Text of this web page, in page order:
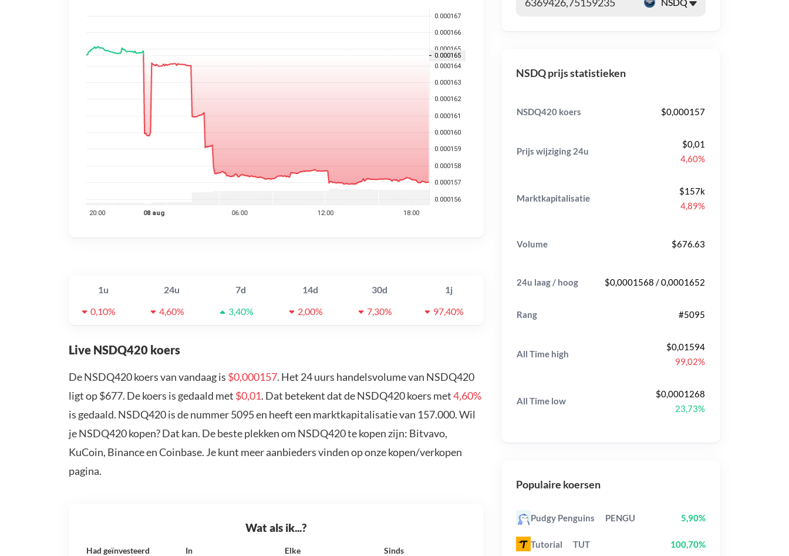
1u 24u 7d 14d 30d
1j
0,10%
4,60% 3,40% 2,00% 7,30% 97,40%
Live NSDQ420 koers
De NSDQ420 koers van vandaag is $0,000157. Het 24 uurs handelsvolume van NSDQ420
ligt op $677. De koers is gedaald met $0,01. Dat betekent dat de NSDQ420 koers met4,60%
is gedaald. NSDQ420 is de nummer 5095 en heeft een marktkapitalisatie van 157.000. Wil
je NSDQ420 kopen? Dat kan. De beste plekken om NSDQ420 te kopen zijn: Bitvavo,
KuCoin, Binance en Coinbase. Je kunt meer aanbieders vinden op onze kopen/verkopen
pagina.
Wat als ik...?
Had geïnvesteerd In Elke Sinds
NSDQ prijs statistieken
NSDQ420 koers $0,000157
Prijs wijziging 24u
$0,01
4,60%
Marktkapitalisatie
$157k
4,89%
Volume $676.63
24u laag / hoog $0,0001568 / 0,0001652
Rang #5095
All Time high
$0,01594
99,02%
All Time low
$0,0001268
23,73%
Populaire koersen
Pudgy Penguins PENGU 5,90%
Tutorial TUT 100,70%